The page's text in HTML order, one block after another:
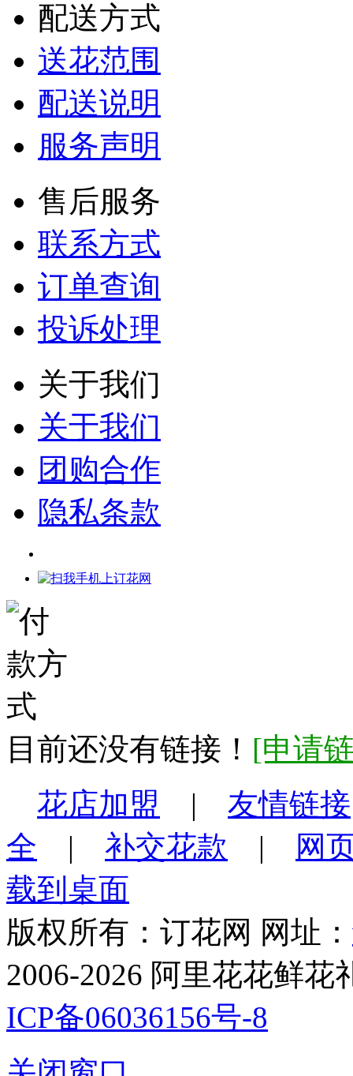
配送方式
送花范围
配送说明
服务声明
售后服务
联系方式
订单查询
投诉处理
关于我们
关于我们
团购合作
隐私条款
目前还没有链接！ [申请
花店加盟 | 友情链接
全 | 补交花款 |
网
载到桌面
版权所有：订花网 网址：
2006-2026 阿里花花鲜花
ICP备06036156号-8